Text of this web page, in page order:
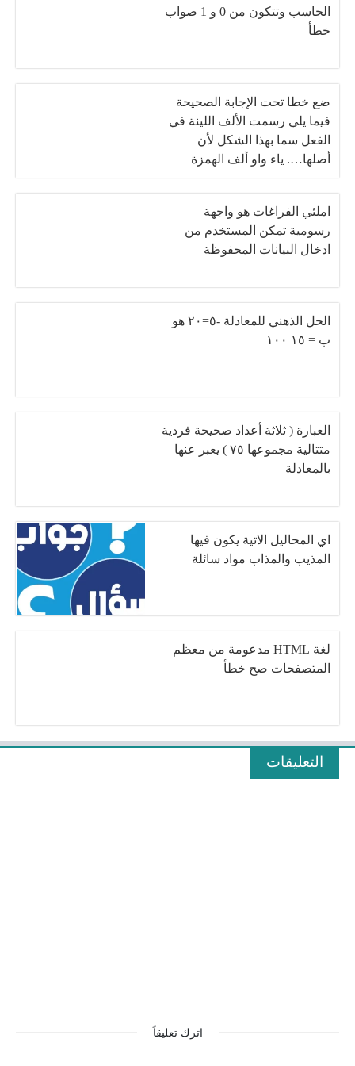
الحاسب وتتكون من 0 و 1 صواب
خطأ
ضع خطا تحت الإجابة الصحيحة
فيما يلي رسمت الألف اللينة في
الفعل سما بهذا الشكل لأن
أصلها…. ياء واو ألف الهمزة
املئي الفراغات هو واجهة
رسومية تمكن المستخدم من
ادخال البيانات المحفوظة
الحل الذهني للمعادلة -٥=٢٠ هو
ب = ١٥ ١٠٠
العبارة ( ثلاثة أعداد صحيحة فردية
متتالية مجموعها ٧٥ ) يعبر عنها
بالمعادلة
اي المحاليل الاتية يكون فيها
المذيب والمذاب مواد سائلة
لغة HTML مدعومة من معظم
المتصفحات صح خطأ
التعليقات
اترك تعليقاً